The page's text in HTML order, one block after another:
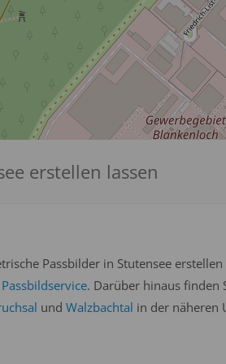
erstellen lassen
Passbilder in Stutensee
. Darüber hinaus finden
und Walzbachtal in der näheren